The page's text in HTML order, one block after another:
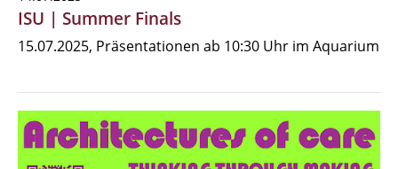
ISU | Summer Finals
15.07.2025, Präsentationen ab 10:30 Uhr im Aquarium